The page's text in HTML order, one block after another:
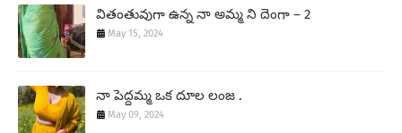
వితంతువుగా ఉన్న నా అమ్మ ని దెంగా – 2
May 15, 2024
నా పెద్దమ్మ ఒక దూల లంజ .
May 09, 2024